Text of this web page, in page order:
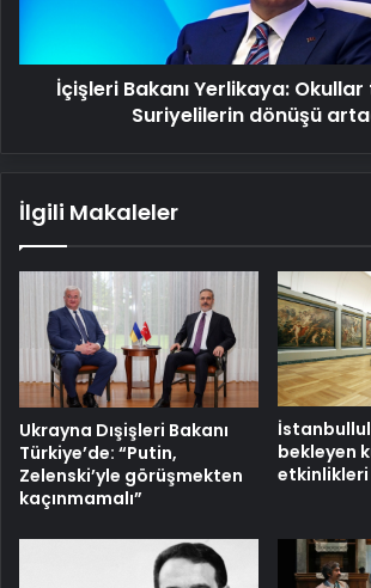
artacak
İçişleri Bakanı Yerlikaya:
Suriyelilerin dönüşü
İlgili Makaleler
Ukrayna Dışişleri Bakanı
Türkiye’de: “Putin,
Zelenski’yle görüşmekten
kaçınmamalı”
bekleyen
etkinlikleri